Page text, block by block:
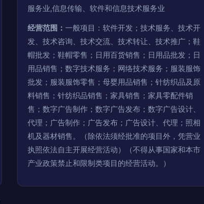
服务业,信息传输、软件和信息技术服务业
经营范围： 一般项目：软件开发；技术服务、技术开
发、技术咨询、技术交流、技术转让、技术推广；鞋
帽批发；鞋帽零售；日用百货销售；日用品批发；日
用品销售；数字技术服务；网络技术服务；服装服饰
批发；服装服饰零售；母婴用品销售；针纺织品及原
料销售；针纺织品销售；家具销售；家具零配件销
售；数字广告制作；数字广告发布；数字广告设计、
代理；广告制作；广告发布；广告设计、代理；照相
机及器材销售。（除依法须经批准的项目外，凭营业
执照依法自主开展经营活动）（不得从事国家和本市
产业政策禁止和限制类项目的经营活动。）